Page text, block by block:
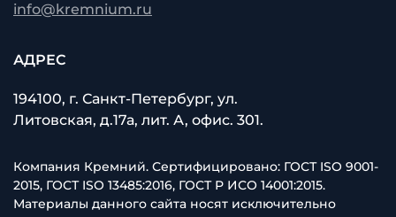
info@kremnium.ru
АДРЕС
194100, г. Санкт-Петербург, ул.
Литовская, д.17а, лит. А, офис. 301.
Компания Кремний. Сертифицировано: ГОСТ ISO 9001-
2015, ГОСТ ISO 13485:2016, ГОСТ Р ИСО 14001:2015.
Материалы данного сайта носят исключительно